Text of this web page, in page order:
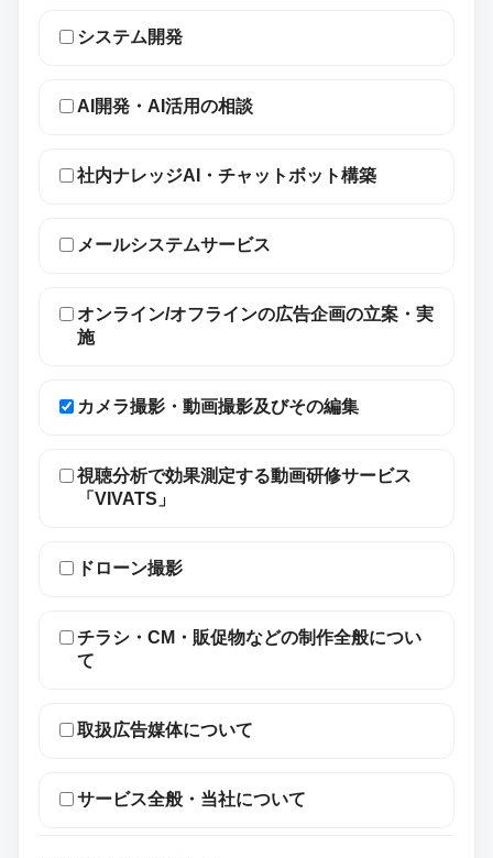
システム開発
AI開発・AI活用の相談
社内ナレッジAI・チャットボット構築
メールシステムサービス
オンライン/オフラインの広告企画の立案・実
施
カメラ撮影・動画撮影及びその編集
視聴分析で効果測定する動画研修サービス
「VIVATS」
ドローン撮影
チラシ・CM・販促物などの制作全般につい
て
取扱広告媒体について
サービス全般・当社について